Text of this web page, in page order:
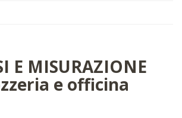
E MISURAZIONE
e officina